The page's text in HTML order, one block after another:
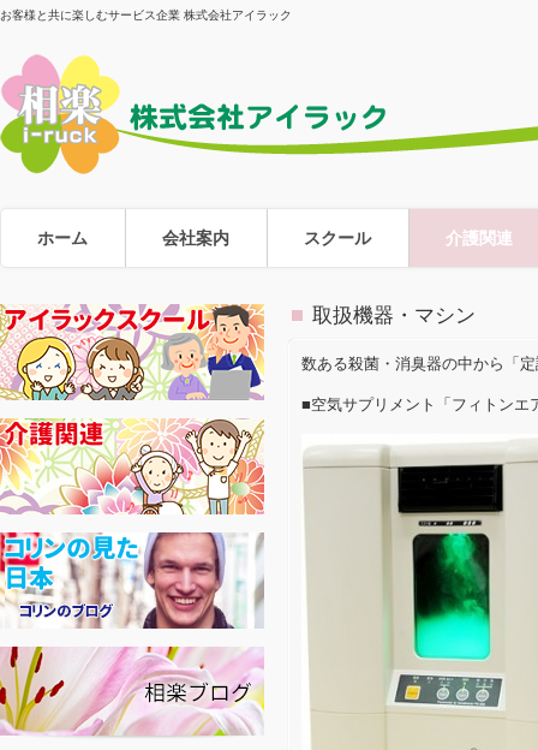
お客様と共に楽しむサービス企業 株式会社アイラック
ホーム 会社案内 スクール 介護関連
取扱機器・マシン
数ある殺菌・消臭器の中から「
■空気サプリメント「フィトンエ